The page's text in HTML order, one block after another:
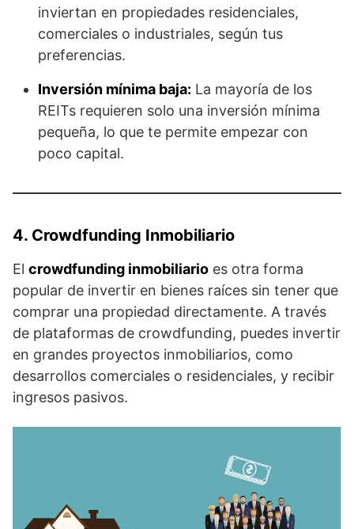
inviertan en propiedades residenciales,
comerciales o industriales, según tus
preferencias.
Inversión mínima baja: La mayoría de los
REITs requieren solo una inversión mínima
pequeña, lo que te permite empezar con
poco capital.
4. Crowdfunding Inmobiliario
El crowdfunding inmobiliario es otra forma
popular de invertir en bienes raíces sin tener que
comprar una propiedad directamente. A través
de plataformas de crowdfunding, puedes invertir
en grandes proyectos inmobiliarios, como
desarrollos comerciales o residenciales, y recibir
ingresos pasivos.